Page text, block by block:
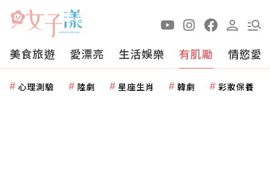
美食旅遊 愛漂亮 生活娛樂 有肌勵 情慾愛
心理測驗 陸劇 星座生肖 韓劇 彩妝保養